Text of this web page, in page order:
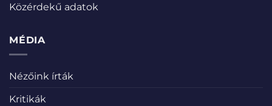
Közérdekű adatok
MÉDIA
Nézőink írták
Kritikák